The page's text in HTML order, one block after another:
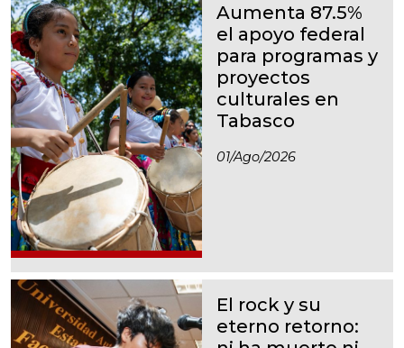
Aumenta 87.5%
el apoyo federal
para programas y
proyectos
culturales en
Tabasco
01/ago/2026
El rock y su
eterno retorno: